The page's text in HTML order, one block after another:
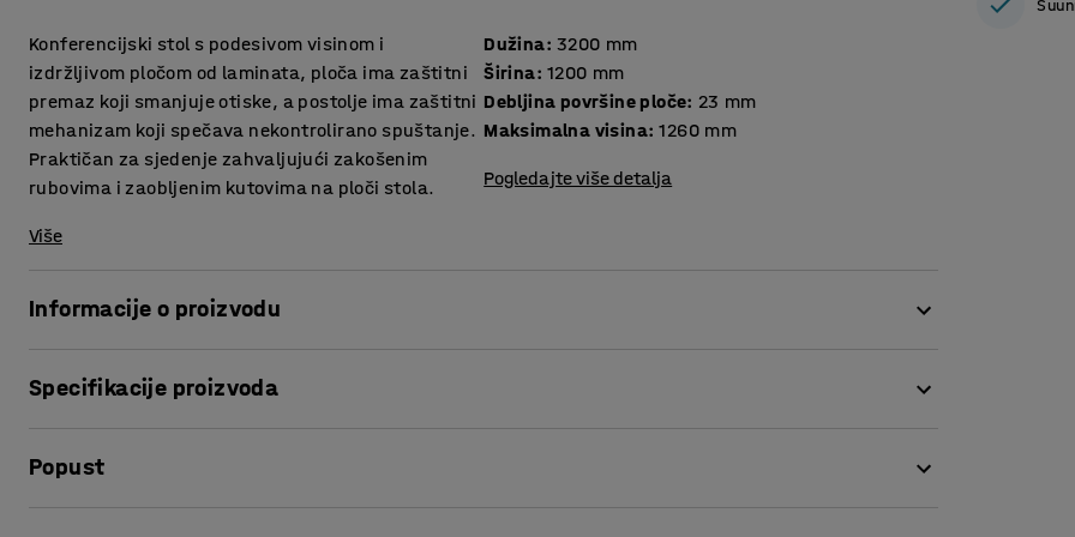
Konferencijski stol s podesivom visinom i
izdržljivom pločom od laminata, ploča ima zaštitni
premaz koji smanjuje otiske, a postolje ima zaštitni
mehanizam koji spečava nekontrolirano spuštanje.
Praktičan za sjedenje zahvaljujući zakošenim
rubovima i zaobljenim kutovima na ploči stola.
Više
Dužina: 3200 mm
Širina: 1200 mm
Debljina površine ploče: 23 mm
Maksimalna visina: 1260 mm
Pogledajte više detalja
Informacije o proizvodu
prostorije kako bi dobili prostor koji je udoban i funkcionalan.
radnom mjestu. Jednostavnim pritiskom gumba možete podesiti radnu visinu stola i birati između
Specifikacije proizvoda
Širina: 1200
Popust